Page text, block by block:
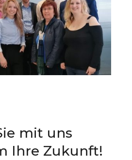
mit uns
Ihre Zukunft!